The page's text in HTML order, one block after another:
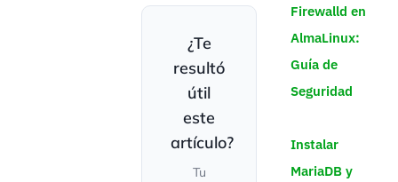
¿Te
resultó
útil
este
artículo?
Tu
Firewalld en
AlmaLinux:
Guía de
Seguridad
Instalar
MariaDB y